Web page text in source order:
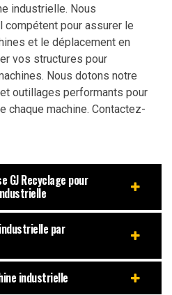
industrielle. Nous
pour assurer le
et le déplacement en
vos structures pour
Nous dotons notre
outillages performants pour
chaque machine. Contactez-
GJ Recyclage pour
par
industrielle